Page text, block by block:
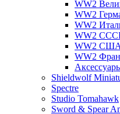
WW2
WW2
WW2
WW2
WW2 США
WW2
Shieldwolf
Spectre
Studio Tomahawk
Sword & Spear